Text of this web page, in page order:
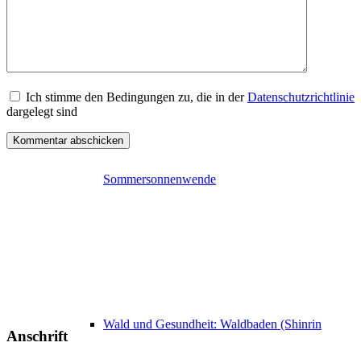
Sommersonnenwende
Wald und Gesundheit: Waldbaden (Shinrin
Ich stimme den Bedingungen zu, die in derDatenschutzrichtlinie
dargelegt sind
Anschrift